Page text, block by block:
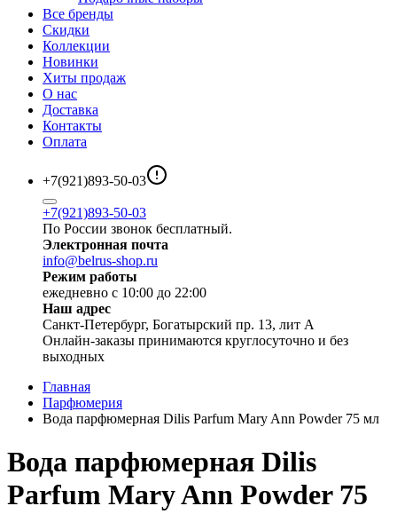
Все бренды
Скидки
Коллекции
Новинки
Хиты продаж
О нас
Доставка
Контакты
Оплата
+7(921)893-50-03
+7(921)893-50-03
По России звонок бесплатный.
Электронная почта
info@belrus-shop.ru
Режим работы
ежедневно с 10:00 до 22:00
Наш адрес
Санкт-Петербург, Богатырский пр. 13, лит А
Онлайн-заказы принимаются круглосуточно и без
выходных
Главная
Парфюмерия
Вода парфюмерная Dilis Parfum Mary Ann Powder 75 мл
Вода парфюмерная Dilis
Parfum Mary Ann Powder 75